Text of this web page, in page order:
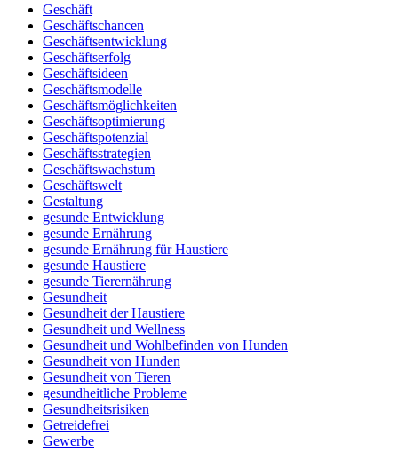
Geschäft
Geschäftschancen
Geschäftsentwicklung
Geschäftserfolg
Geschäftsideen
Geschäftsmodelle
Geschäftsmöglichkeiten
Geschäftsoptimierung
Geschäftspotenzial
Geschäftsstrategien
Geschäftswachstum
Geschäftswelt
Gestaltung
gesunde Entwicklung
gesunde Ernährung
gesunde Ernährung für Haustiere
gesunde Haustiere
gesunde Tierernährung
Gesundheit
Gesundheit der Haustiere
Gesundheit und Wellness
Gesundheit und Wohlbefinden von Hunden
Gesundheit von Hunden
Gesundheit von Tieren
gesundheitliche Probleme
Gesundheitsrisiken
Getreidefrei
Gewerbe